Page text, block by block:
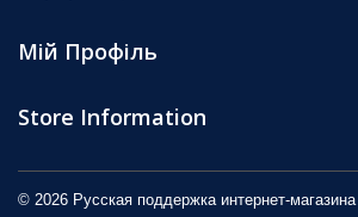
© 2026 Русская поддержка интернет-магазина
Мій Профіль
Store Information